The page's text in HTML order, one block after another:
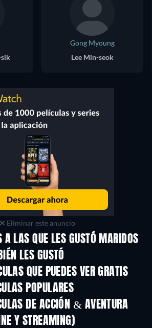
Gong Myoung
Lee Min-seok
Eliminar este anuncio
A LAS QUE LES GUSTÓ MARIDOS
LES GUSTÓ
QUE PUEDES VER GRATIS
POPULARES
DE ACCIÓN & AVENTURA
Y STREAMING)